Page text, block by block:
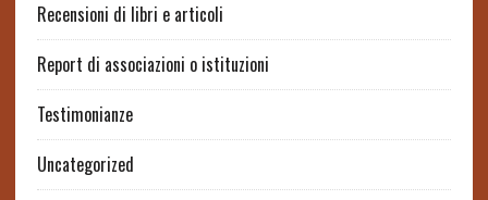
Recensioni di libri e articoli
Report di associazioni o istituzioni
Testimonianze
Uncategorized